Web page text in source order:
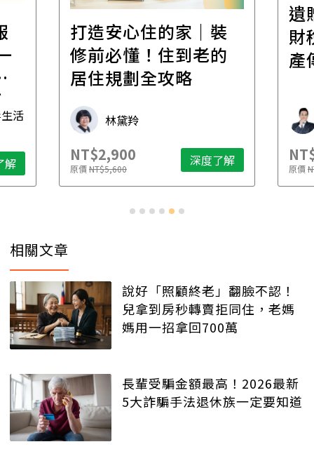
活
解
打造安心住的家｜裝
修前必懂！住到老的
居住規劃全攻略
林黛羚
NT$2,900
原價NT$5,600 深度了解
遺
財
產
原價
相關文章
說好「照顧終老」翻臉不認！
兒拿到房秒轉賣拒同住，老媽
媽用一招拿回700萬
長輩受騙金額最高！2026最新
5大詐騙手法退休族一定要知道